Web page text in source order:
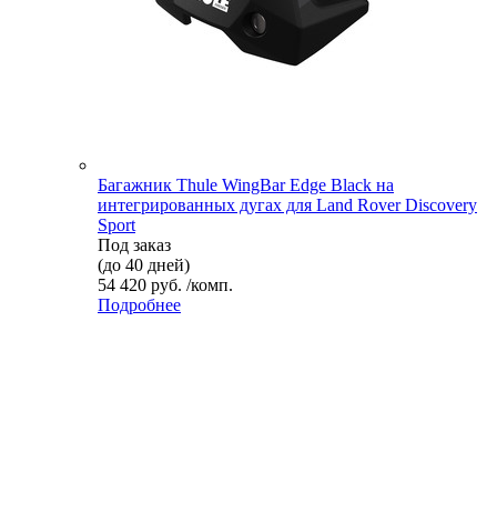
Багажник Thule WingBar Edge Black на
интегрированных дугах для Land Rover Discovery
Sport
Под заказ
(до 40 дней)
54 420 руб. /комп.
Подробнее